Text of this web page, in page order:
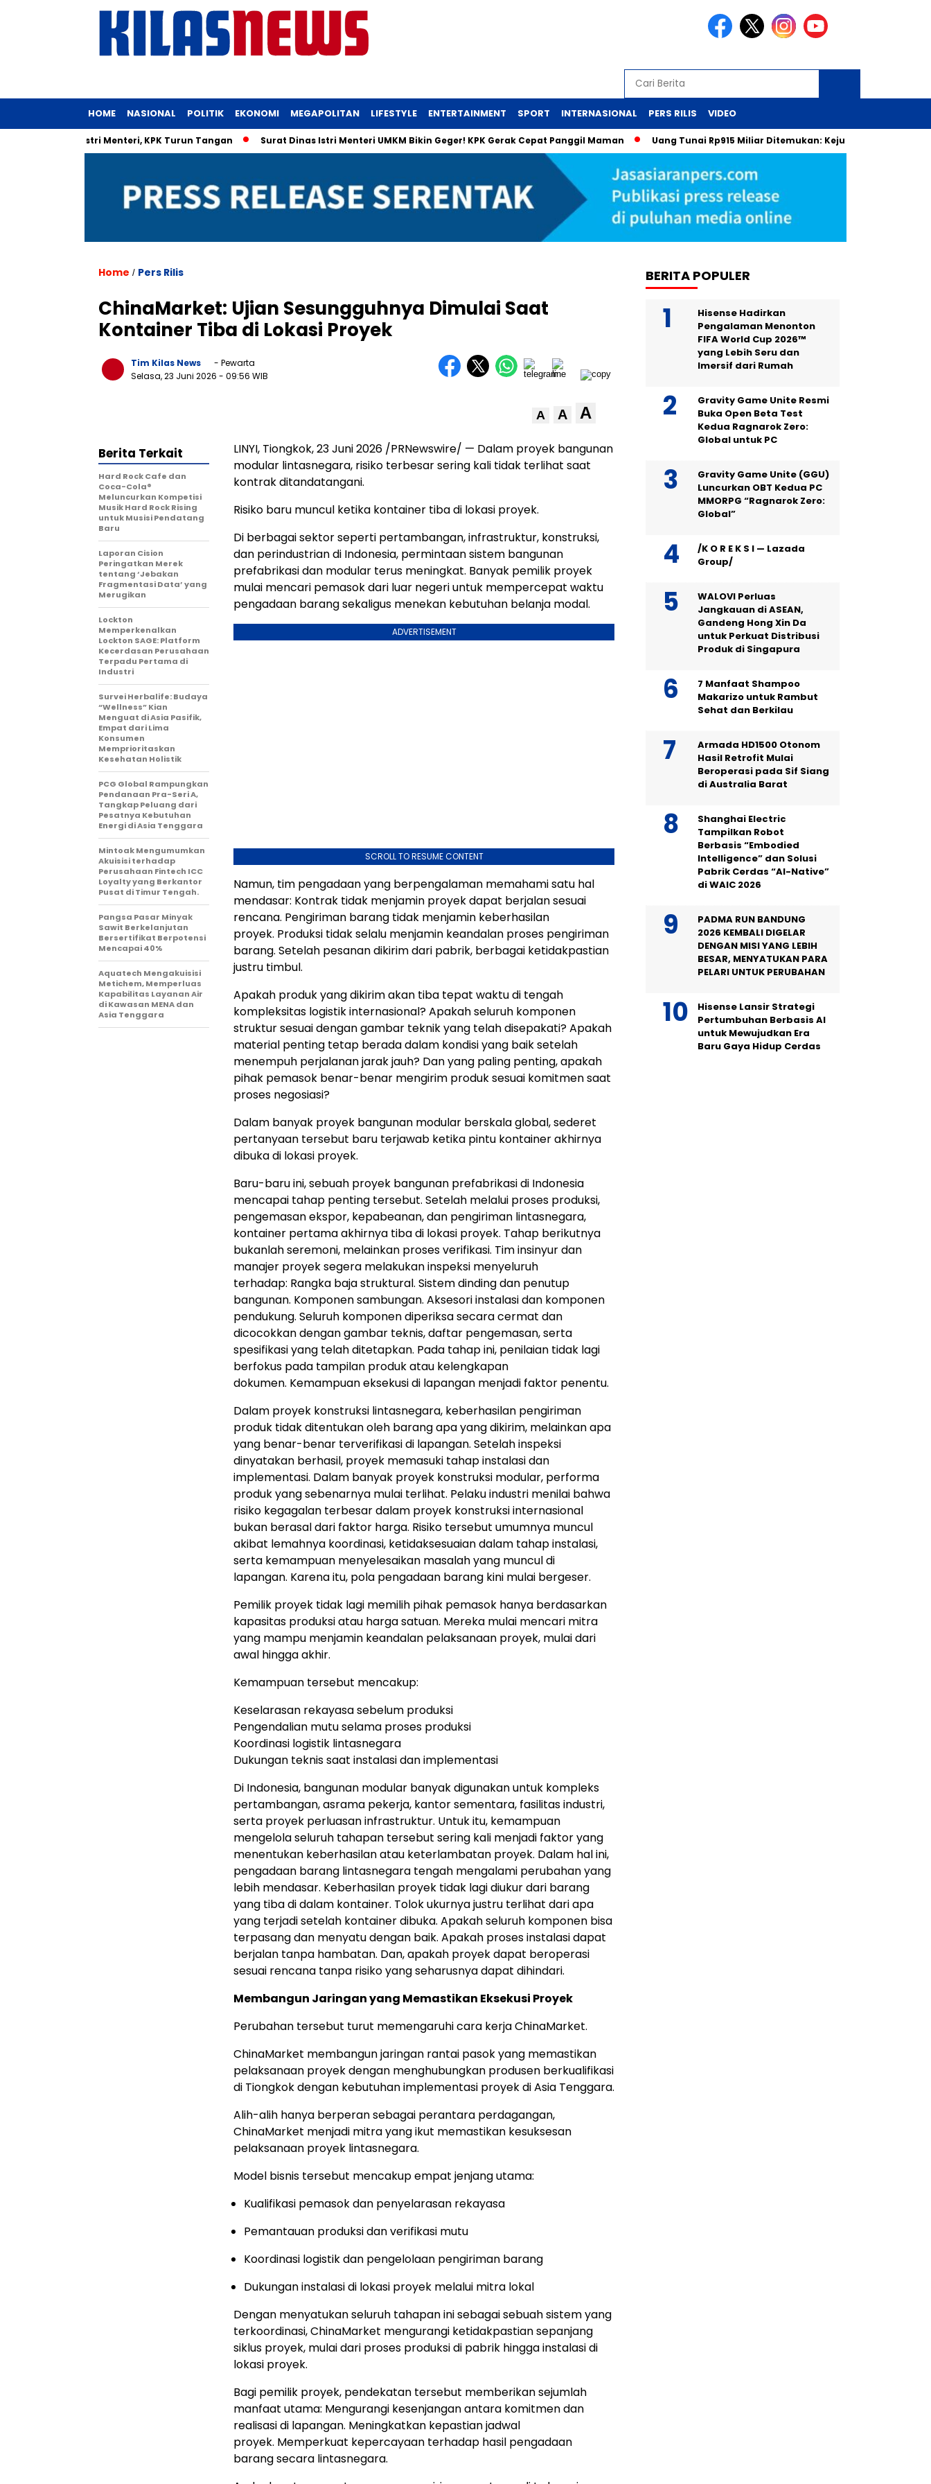
HOME NASIONAL POLITIK EKONOMI MEGAPOLITAN LIFESTYLE ENTERTAINMENT SPORT INTERNASIONAL PERS RILIS VIDEO
untuk Istri Menteri, KPK Turun Tangan Surat Dinas Istri Menteri UMKM Bikin Geger! KPK Gerak Cepat Panggil Maman Uang Tunai Rp915 Miliar Ditemukan: Kejutan dari Laci Pejabat MA
Home / Pers Rilis
ChinaMarket: Ujian Sesungguhnya Dimulai Saat
Kontainer Tiba di Lokasi Proyek
Tim Kilas News
- Pewarta
Selasa, 23 Juni 2026 - 09:56 WIB
A A A
LINYI, Tiongkok, 23 Juni 2026 /PRNewswire/ — Dalam proyek bangunan
modular lintasnegara, risiko terbesar sering kali tidak terlihat saat
kontrak ditandatangani.
Risiko baru muncul ketika kontainer tiba di lokasi proyek.
Di berbagai sektor seperti pertambangan, infrastruktur, konstruksi,
dan perindustrian di Indonesia, permintaan sistem bangunan
prefabrikasi dan modular terus meningkat. Banyak pemilik proyek
mulai mencari pemasok dari luar negeri untuk mempercepat waktu
pengadaan barang sekaligus menekan kebutuhan belanja modal.
ADVERTISEMENT
SCROLL TO RESUME CONTENT
Namun, tim pengadaan yang berpengalaman memahami satu hal
mendasar: Kontrak tidak menjamin proyek dapat berjalan sesuai
rencana. Pengiriman barang tidak menjamin keberhasilan
proyek. Produksi tidak selalu menjamin keandalan proses pengiriman
barang. Setelah pesanan dikirim dari pabrik, berbagai ketidakpastian
justru timbul.
Apakah produk yang dikirim akan tiba tepat waktu di tengah
kompleksitas logistik internasional?Apakah seluruh komponen
struktur sesuai dengan gambar teknik yang telah disepakati?Apakah
material penting tetap berada dalam kondisi yang baik setelah
menempuh perjalanan jarak jauh? Danyang paling penting, apakah
pihak pemasok benar-benar mengirim produk sesuai komitmen saat
proses negosiasi?
Dalam banyak proyek bangunan modular berskala global, sederet
pertanyaan tersebut baru terjawab ketika pintu kontainer akhirnya
dibuka di lokasi proyek.
Baru-baru ini, sebuah proyek bangunan prefabrikasi di Indonesia
mencapai tahap penting tersebut. Setelah melalui proses produksi,
pengemasan ekspor, kepabeanan, dan pengiriman lintasnegara,
kontainer pertama akhirnya tiba di lokasi proyek. Tahap berikutnya
bukanlah seremoni, melainkan proses verifikasi. Tim insinyur dan
manajer proyek segera melakukan inspeksi menyeluruh
terhadap: Rangka baja struktural. Sistem dinding dan penutup
bangunan. Komponen sambungan. Aksesori instalasi dan komponen
pendukung. Seluruh komponen diperiksa secara cermat dan
dicocokkan dengan gambar teknis, daftar pengemasan, serta
spesifikasi yang telah ditetapkan. Pada tahap ini, penilaian tidak lagi
berfokus pada tampilan produk atau kelengkapan
dokumen. Kemampuan eksekusi di lapangan menjadi faktor penentu.
Dalam proyek konstruksi lintasnegara, keberhasilan pengiriman
produk tidak ditentukan oleh barang apa yang dikirim, melainkan apa
yang benar-benar terverifikasi di lapangan. Setelah inspeksi
dinyatakan berhasil, proyek memasuki tahap instalasi dan
implementasi. Dalam banyak proyek konstruksi modular, performa
produk yang sebenarnya mulai terlihat. Pelaku industri menilai bahwa
risiko kegagalan terbesar dalam proyek konstruksi internasional
bukan berasal dari faktor harga. Risiko tersebut umumnya muncul
akibat lemahnya koordinasi, ketidaksesuaian dalam tahap instalasi,
serta kemampuan menyelesaikan masalah yang muncul di
lapangan. Karena itu, pola pengadaan barang kini mulai bergeser.
Pemilik proyek tidak lagi memilih pihak pemasok hanya berdasarkan
kapasitas produksi atau harga satuan. Mereka mulai mencari mitra
yang mampu menjamin keandalan pelaksanaan proyek, mulai dari
awal hingga akhir.
Kemampuan tersebut mencakup:
Keselarasan rekayasa sebelum produksi
Pengendalian mutu selama proses produksi
Koordinasi logistik lintasnegara
Dukungan teknis saat instalasi dan implementasi
Di Indonesia, bangunan modular banyak digunakan untuk kompleks
pertambangan, asrama pekerja, kantor sementara, fasilitas industri,
serta proyek perluasan infrastruktur. Untuk itu, kemampuan
mengelola seluruh tahapan tersebut sering kali menjadi faktor yang
menentukan keberhasilan atau keterlambatan proyek. Dalam hal ini,
pengadaan barang lintasnegara tengah mengalami perubahan yang
lebih mendasar. Keberhasilan proyek tidak lagi diukur dari barang
yang tiba di dalam kontainer. Tolok ukurnya justru terlihat dari apa
yang terjadi setelah kontainer dibuka. Apakah seluruh komponen bisa
terpasang dan menyatu dengan baik. Apakah proses instalasi dapat
berjalan tanpa hambatan. Dan, apakah proyek dapat beroperasi
sesuai rencana tanpa risiko yang seharusnya dapat dihindari.
Membangun Jaringan yang Memastikan Eksekusi Proyek
Perubahan tersebut turut memengaruhi cara kerja ChinaMarket.
ChinaMarket membangun jaringan rantai pasok yang memastikan
pelaksanaan proyek dengan menghubungkan produsen berkualifikasi
di Tiongkok dengan kebutuhan implementasi proyek di Asia Tenggara.
Alih-alih hanya berperan sebagai perantara perdagangan,
ChinaMarket menjadi mitra yang ikut memastikan kesuksesan
pelaksanaan proyek lintasnegara.
Model bisnis tersebut mencakup empat jenjang utama:
Kualifikasi pemasok dan penyelarasan rekayasa
Pemantauan produksi dan verifikasi mutu
Koordinasi logistik dan pengelolaan pengiriman barang
Dukungan instalasi di lokasi proyek melalui mitra lokal
Dengan menyatukan seluruh tahapan ini sebagai sebuah sistem yang
terkoordinasi, ChinaMarket mengurangi ketidakpastian sepanjang
siklus proyek, mulai dari proses produksi di pabrik hingga instalasi di
lokasi proyek.
Bagi pemilik proyek, pendekatan tersebut memberikan sejumlah
manfaat utama: Mengurangi kesenjangan antara komitmen dan
realisasi di lapangan. Meningkatkan kepastian jadwal
proyek. Memperkuat kepercayaan terhadap hasil pengadaan
barang secara lintasnegara.
Berita Terkait
Hard Rock Cafe dan
Coca-Cola®
Meluncurkan Kompetisi
Musik Hard Rock Rising
untuk Musisi Pendatang
Baru
Laporan Cision
Peringatkan Merek
tentang ‘Jebakan
Fragmentasi Data’ yang
Merugikan
Lockton
Memperkenalkan
Lockton SAGE: Platform
Kecerdasan Perusahaan
Terpadu Pertama di
Industri
Survei Herbalife: Budaya
“Wellness” Kian
Menguat di Asia Pasifik,
Empat dari Lima
Konsumen
Memprioritaskan
Kesehatan Holistik
PCG Global Rampungkan
Pendanaan Pra-Seri A,
Tangkap Peluang dari
Pesatnya Kebutuhan
Energi di Asia Tenggara
Mintoak Mengumumkan
Akuisisi terhadap
Perusahaan Fintech ICC
Loyalty yang Berkantor
Pusat di Timur Tengah.
Pangsa Pasar Minyak
Sawit Berkelanjutan
Bersertifikat Berpotensi
Mencapai 40%
Aquatech Mengakuisisi
Metichem, Memperluas
Kapabilitas Layanan Air
di Kawasan MENA dan
Asia Tenggara
BERITA POPULER
Hisense Hadirkan
Pengalaman Menonton
FIFA World Cup 2026™
yang Lebih Seru dan
Imersif dari Rumah
Gravity Game Unite Resmi
Buka Open Beta Test
Kedua Ragnarok Zero:
Global untuk PC
Gravity Game Unite (GGU)
Luncurkan OBT Kedua PC
MMORPG “Ragnarok Zero:
Global”
/K O R E K S I — Lazada
Group/
WALOVI Perluas
Jangkauan di ASEAN,
Gandeng Hong Xin Da
untuk Perkuat Distribusi
Produk di Singapura
7 Manfaat Shampoo
Makarizo untuk Rambut
Sehat dan Berkilau
Armada HD1500 Otonom
Hasil Retrofit Mulai
Beroperasi pada Sif Siang
di Australia Barat
Shanghai Electric
Tampilkan Robot
Berbasis “Embodied
Intelligence” dan Solusi
Pabrik Cerdas “AI-Native”
di WAIC 2026
PADMA RUN BANDUNG
2026 KEMBALI DIGELAR
DENGAN MISI YANG LEBIH
BESAR, MENYATUKAN PARA
PELARI UNTUK PERUBAHAN
Hisense Lansir Strategi
Pertumbuhan Berbasis AI
untuk Mewujudkan Era
Baru Gaya Hidup Cerdas